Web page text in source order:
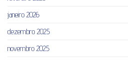
janeiro 2026
dezembro 2025
novembro 2025